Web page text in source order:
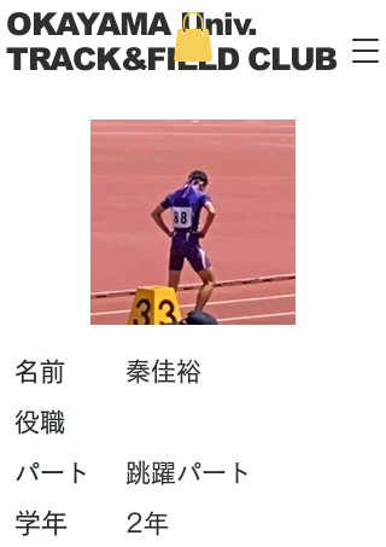
OKAYAMA Univ.
TRACK&FIELD CLUB
​名前
秦佳裕
​役職
パート
学年
跳躍パート
2年